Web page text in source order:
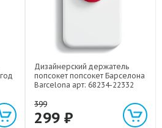
Дизайнерский держатель
попсокет попсокет Барселона
Barcelona арт: 68234-22332
399
299 ₽